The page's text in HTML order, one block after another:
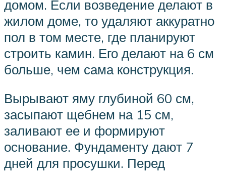
домом. Если возведение делают в
жилом доме, то удаляют аккуратно
пол в том месте, где планируют
строить камин. Его делают на 6 см
больше, чем сама конструкция.
Вырывают яму глубиной 60 см,
засыпают щебнем на 15 см,
заливают ее и формируют
основание. Фундаменту дают 7
дней для просушки. Перед